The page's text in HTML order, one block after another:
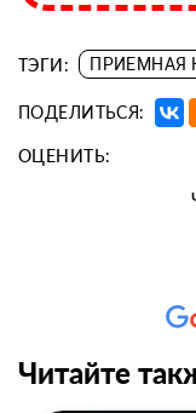
ТЭГИ: ПРИЕМНАЯ
ПОДЕЛИТЬСЯ:
ОЦЕНИТЬ:
Читайте